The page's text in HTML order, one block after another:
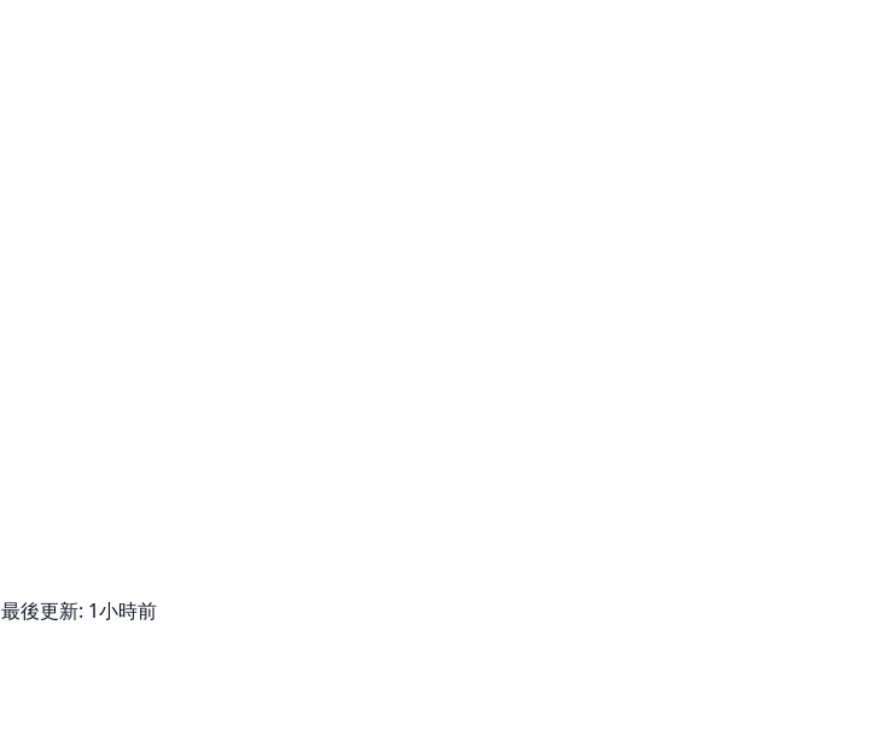
最後更新: 1小時前